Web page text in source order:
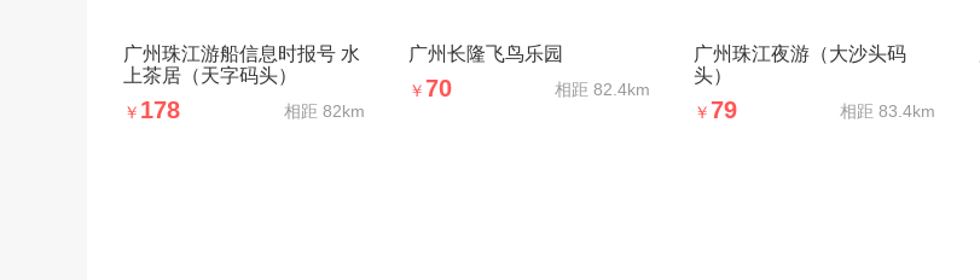
广州珠江游船信息时报号 水
上茶居（天字码头）
￥ 178 相距 82km
广州长隆飞鸟乐园
￥70 相距 82.4km
广州珠江夜游（大沙头码
头）
￥79 相距 83.4km